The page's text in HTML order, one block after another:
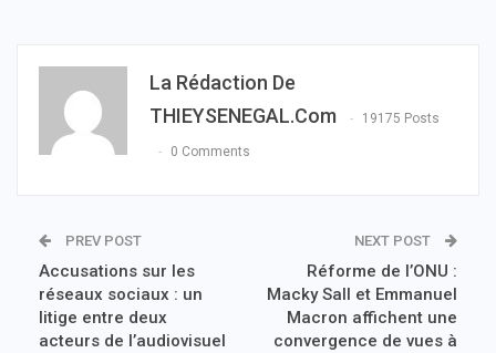
La Rédaction De
THIEYSENEGAL.com
19175 Posts
0 Comments
PREV POST
Accusations sur les
réseaux sociaux : un
litige entre deux
acteurs de l’audiovisuel
NEXT POST
Réforme de l’ONU :
Macky Sall et Emmanuel
Macron affichent une
convergence de vues à